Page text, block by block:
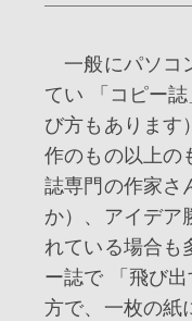
一般にパソコ
てい 「コピー
び方もあります
作のもの以上の
誌専門の作家さ
か）、アイデア
れている場合も
ー誌で 「飛び
方で、一枚の紙